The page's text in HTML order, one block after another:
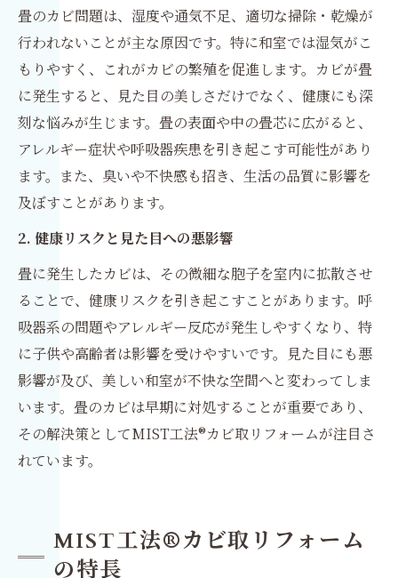
畳のカビ問題は、湿度や通気不足、適切な掃除・乾燥が
行われないことが主な原因です。特に和室では湿気がこ
もりやすく、これがカビの繁殖を促進します。カビが畳
に発生すると、見た目の美しさだけでなく、健康にも深
刻な悩みが生じます。畳の表面や中の畳芯に広がると、
アレルギー症状や呼吸器疾患を引き起こす可能性があり
ます。また、臭いや不快感も招き、生活の品質に影響を
及ぼすことがあります。
2. 健康リスクと見た目への悪影響
畳に発生したカビは、その微細な胞子を室内に拡散させ
ることで、健康リスクを引き起こすことがあります。呼
吸器系の問題やアレルギー反応が発生しやすくなり、特
に子供や高齢者は影響を受けやすいです。見た目にも悪
影響が及び、美しい和室が不快な空間へと変わってしま
います。畳のカビは早期に対処することが重要であり、
その解決策としてMIST工法®カビ取リフォームが注目さ
れています。
MIST工法®カビ取リフォーム
の特長